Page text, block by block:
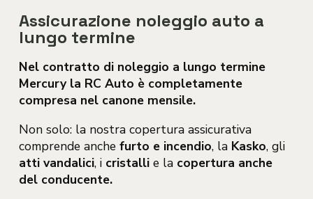
Assicurazione noleggio auto a
lungo termine
Nel contratto di noleggio a lungo termine
Mercury la RC Auto è completamente
compresa nel canone mensile.
Non solo: la nostra copertura assicurativa
comprende anche furto e incendio, la Kasko, gli
atti vandalici, i cristallie la copertura anche
del conducente.